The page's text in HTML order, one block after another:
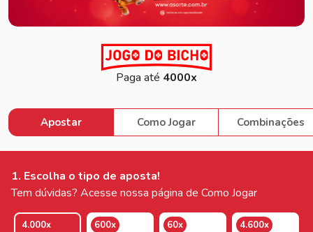
Paga até 4000x
Apostar Como Jogar Combinações
1. Escolha o tipo de aposta!
Tem dúvidas? Acesse nossa página de Como Jogar
4.000x 600x 60x
4.600x